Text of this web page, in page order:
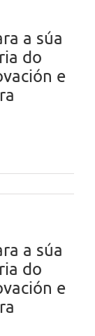
a súa
do
e
a súa
do
e